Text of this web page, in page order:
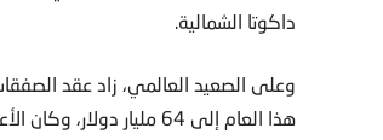
داكوتا الشمالية.
هذا العام إلى 64 مليار دولار، وكان الأعلى منذ عام 2019، وفقا للتقرير.